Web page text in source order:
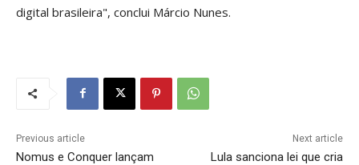
digital brasileira", conclui Márcio Nunes.
Previous article
Nomus e Conquer lançam
Next article
Lula sanciona lei que cria